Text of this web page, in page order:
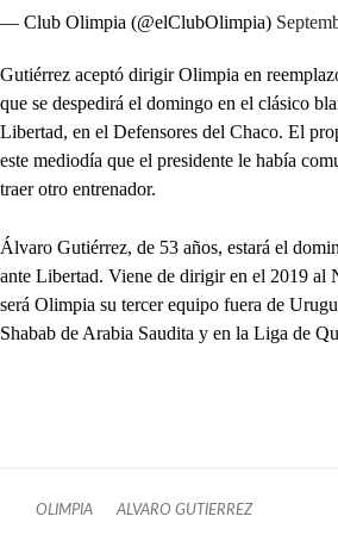
— Club Olimpia (@elClubOlimpia)
Gutiérrez aceptó dirigir Olimpia en
que se despedirá el domingo en el clásico
Libertad, en el Defensores del Chaco. El
este mediodía que el presidente le había
traer otro entrenador.
Álvaro Gutiérrez, de 53 años, estará el
ante Libertad. Viene de dirigir en el 2019 al
será Olimpia su tercer equipo fuera de
Shabab de Arabia Saudita y en la Liga de
OLIMPIA ALVARO GUTIERREZ